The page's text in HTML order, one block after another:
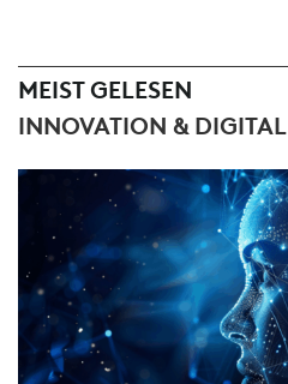
MEIST GELESEN
INNOVATION & DIGITAL